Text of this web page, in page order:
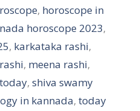
, horoscope in
horoscope 2023,
, karkataka rashi,
, meena rashi,
, shiva swamy
in kannada, today